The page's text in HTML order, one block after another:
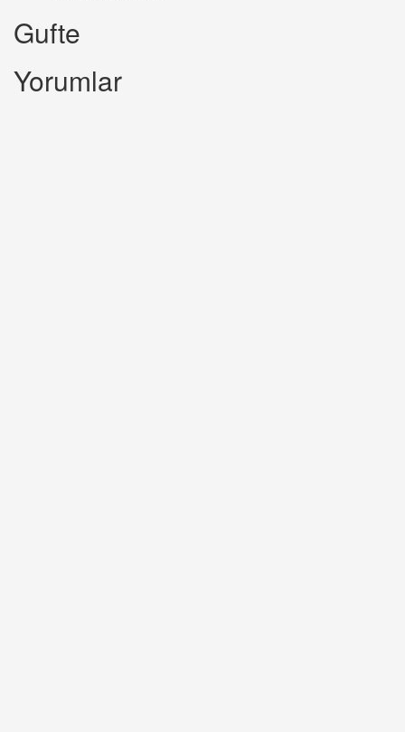
Gufte
Yorumlar